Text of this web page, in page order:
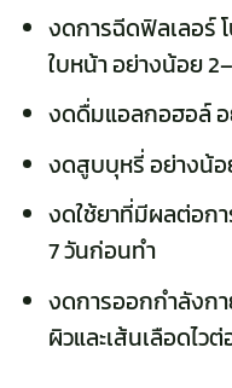
งดการฉีดฟิลเลอร์
ใบหน้า อย่างน้อย
งดดื่มแอลกอฮอล์
งดสูบบุหรี่ อย่างน้
งดใช้ยาที่มีผลต่อก
7 วันก่อนทำ
งดการออกกำลังกา
ผิวและเส้นเลือดไว